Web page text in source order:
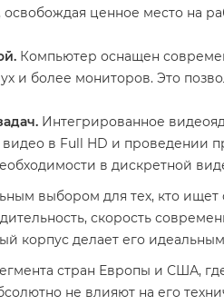
освобождая ценное место на
Компьютер оснащен
и более мониторов. Это
Интегрированное
в Full HD и проведении
в дискретной
выбором для тех, кто
скорость
корпус делает его
стран Европы и США,
не влияют на его